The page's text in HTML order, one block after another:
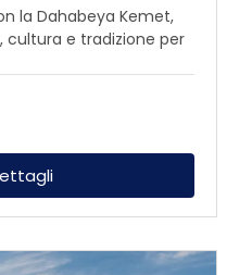
la Dahabeya Kemet,
cultura e tradizione per